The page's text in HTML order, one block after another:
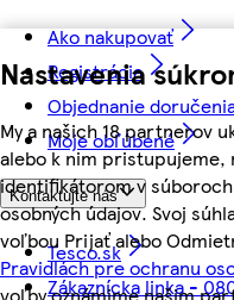
Nastavenia
My a našich 18 partnerov
alebo k nim pristupujeme,
identifikátorom v
osobných údajov. Svoj
voľbou Prijať alebo
Pravidlách pre ochranu
voľby oznámime našim
Ako nakupovať
Registrácia
Objednanie
Moje obľúbené
Kontaktujte nás
Tesco.sk
Zákaznícka linka -